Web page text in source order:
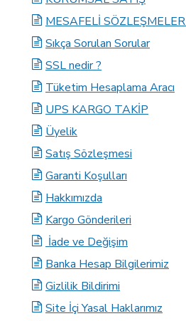
MESAFELİ
Sıkça Sorulan Sorular
SSL nedir ?
Tüketim Hesaplama Aracı
UPS KARGO TAKİP
Üyelik
Satış Sözleşmesi
Garanti Koşulları
Hakkımızda
Kargo Gönderileri
İade ve Değişim
Banka Hesap Bilgilerimiz
Gizlilik Bildirimi
Site İçi Yasal Haklarımız